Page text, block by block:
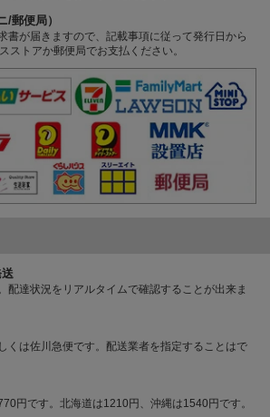
/郵便局）
書が届きますので、記載事項に従って発行日から
ストアか郵便局でお支払ください。
配達状況をリアルタイムで確認することが出来ま
くは佐川急便です。配送業者を指定することはで
円です。北海道は1210円、沖縄は1540円です。